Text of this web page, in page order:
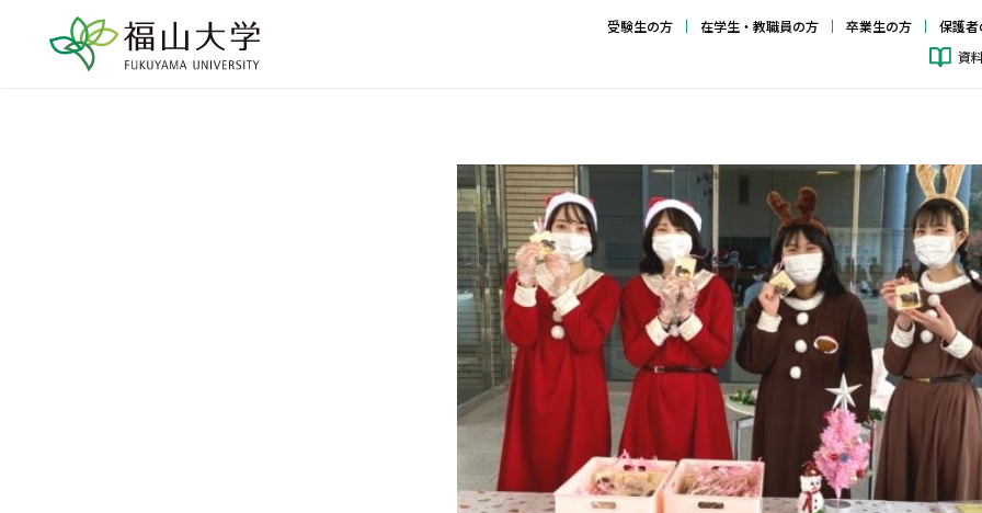
受験生の方 在学生・教職員の方 卒業生の方
保護者
資